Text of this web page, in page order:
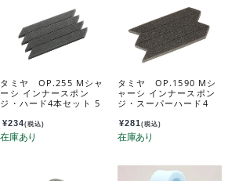
タミヤ OP.255 Mシャ
ーシ インナースポン
ジ・ハード4本セット 5
¥234(税込)
タミヤ OP.1590 Mシ
ャーシ インナースポン
ジ・スーパーハード4
¥281(税込)